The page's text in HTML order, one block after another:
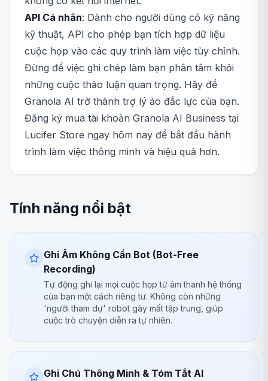
API Cá nhân: Dành cho người dùng có kỹ năng
kỹ thuật, API cho phép bạn tích hợp dữ liệu
cuộc họp vào các quy trình làm việc tùy chỉnh.
Đừng để việc ghi chép làm bạn phân tâm khỏi
những cuộc thảo luận quan trọng. Hãy để
Granola AI trở thành trợ lý ảo đắc lực của bạn.
Đăng ký mua tài khoản Granola AI Business tại
Lucifer Store ngay hôm nay để bắt đầu hành
trình làm việc thông minh và hiệu quả hơn.
Tính năng nổi bật
Ghi Âm Không Cần Bot (Bot-Free
Recording)
Tự động ghi lại mọi cuộc họp từ âm thanh hệ thống
của bạn một cách riêng tư. Không còn những
'người tham dự' robot gây mất tập trung, giúp
cuộc trò chuyện diễn ra tự nhiên.
Ghi Chú Thông Minh & Tóm Tắt AI